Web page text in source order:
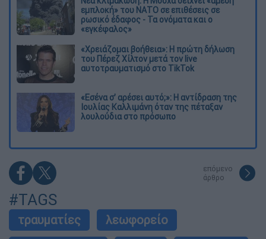
εμπλοκή» του ΝΑΤΟ σε επιθέσεις σε
ρωσικό έδαφος - Τα ονόματα και ο
«εγκέφαλος»
«Χρειάζομαι βοήθεια»: Η πρώτη δήλωση
του Πέρεζ Χίλτον μετά τον live
αυτοτραυματισμό στο TikTok
«Εσένα σ’ αρέσει αυτό;»: Η αντίδραση της
Ιουλίας Καλλιμάνη όταν της πέταξαν
λουλούδια στο πρόσωπο
επόμενο
άρθρο
#TAGS
τραυματίες
λεωφορείο